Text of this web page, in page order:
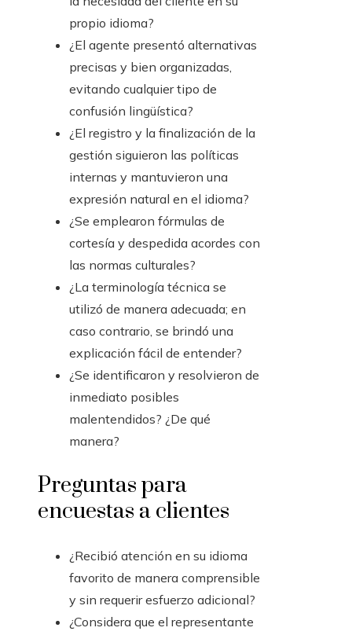
propio idioma?
¿El agente presentó alternativas
precisas y bien organizadas,
evitando cualquier tipo de
confusión lingüística?
¿El registro y la finalización de la
gestión siguieron las políticas
internas y mantuvieron una
expresión natural en el idioma?
¿Se emplearon fórmulas de
cortesía y despedida acordes con
las normas culturales?
¿La terminología técnica se
utilizó de manera adecuada; en
caso contrario, se brindó una
explicación fácil de entender?
¿Se identificaron y resolvieron de
inmediato posibles
malentendidos? ¿De qué
manera?
Preguntas para
encuestas a clientes
¿Recibió atención en su idioma
favorito de manera comprensible
y sin requerir esfuerzo adicional?
¿Considera que el representante